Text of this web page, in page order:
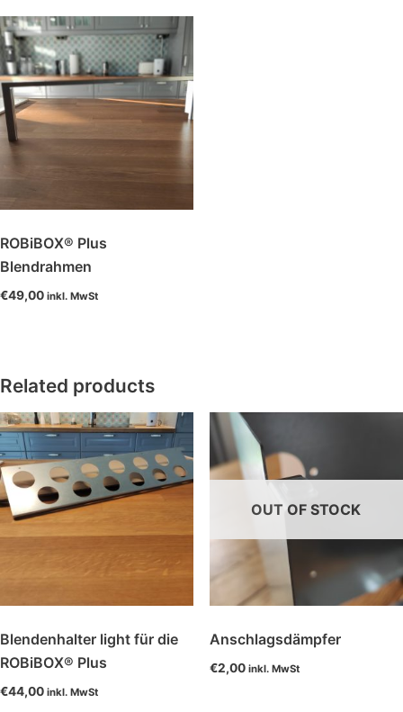
ROBiBOX® Plus
Blendrahmen
€49,00 inkl. MwSt
Related products
Blendenhalter light für die
ROBiBOX® Plus
€44,00 inkl. MwSt
OUT OF STOCK
Anschlagsdämpfer
€2,00 inkl. MwSt